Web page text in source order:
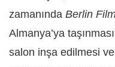
zamanında Berlin
Almanya’ya
salon inşa edilmesi